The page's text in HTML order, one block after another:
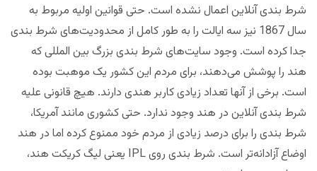
شرط بندی آنلاین اعمال نشده است. حتی قوانین اولیه مربوط به
سال 1867 نیز سه ایالت را به طور کامل از محدودیت‌های شرط بندی
جدا کرده است. وجود سایت‌های شرط بندی بزرگ بین المللی که
هند را پوشش می‌دهند، برای مردم این کشور یک موهبت بوده
است. برخی از آنها تعداد زیادی کاربر هندی دارند. هیچ قانونی علیه
شرط بندی آنلاین در هند وجود ندارد. حتی کشوری مانند آمریکا،
شرط بندی را برای درصد زیادی از مردم خود ممنوع کرده اما در هند
اوضاع آزادانه‌تر است. شرط بندی روی IPL یعنی لیگ کریکت هند،